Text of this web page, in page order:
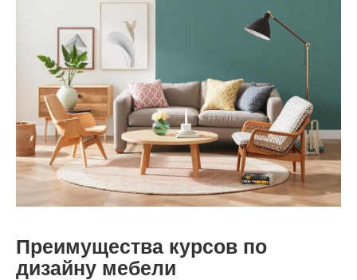
Преимущества курсов по
дизайну мебели